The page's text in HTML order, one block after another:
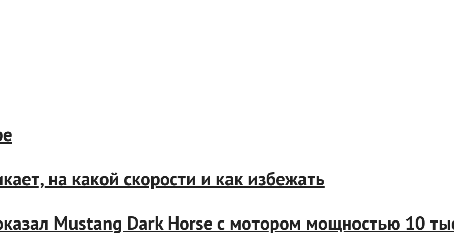
на какой скорости и как избежать
Mustang Dark Horse с мотором мощностью 10 тыс.